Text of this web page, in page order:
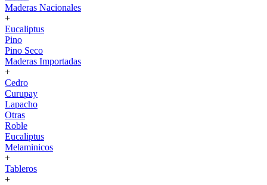
Maderas Nacionales
+
Eucaliptus
Pino
Pino Seco
Maderas Importadas
+
Cedro
Curupay
Lapacho
Otras
Roble
Eucaliptus
Melaminicos
+
Tableros
+